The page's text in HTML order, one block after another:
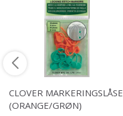
CLOVER MARKERINGSLÅSE
(ORANGE/GRØN)